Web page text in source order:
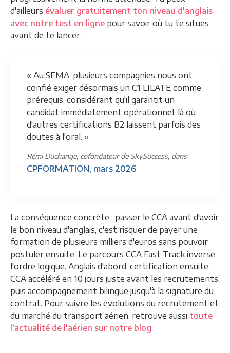
d'ailleurs évaluer gratuitement ton niveau d'anglais
avec notre test en ligne pour savoir où tu te situes
avant de te lancer.
« Au SFMA, plusieurs compagnies nous ont
confié exiger désormais un C1 LILATE comme
prérequis, considérant qu'il garantit un
candidat immédiatement opérationnel, là où
d'autres certifications B2 laissent parfois des
doutes à l'oral. »
Rémi Duchange, cofondateur de SkySuccess, dans
CPFORMATION, mars 2026
La conséquence concrète : passer le CCA avant d'avoir
le bon niveau d'anglais, c'est risquer de payer une
formation de plusieurs milliers d'euros sans pouvoir
postuler ensuite. Le parcours CCA Fast Track inverse
l'ordre logique. Anglais d'abord, certification ensuite,
CCA accéléré en 10 jours juste avant les recrutements,
puis accompagnement bilingue jusqu'à la signature du
contrat. Pour suivre les évolutions du recrutement et
du marché du transport aérien, retrouve aussi toute
l'actualité de l'aérien sur notre blog.